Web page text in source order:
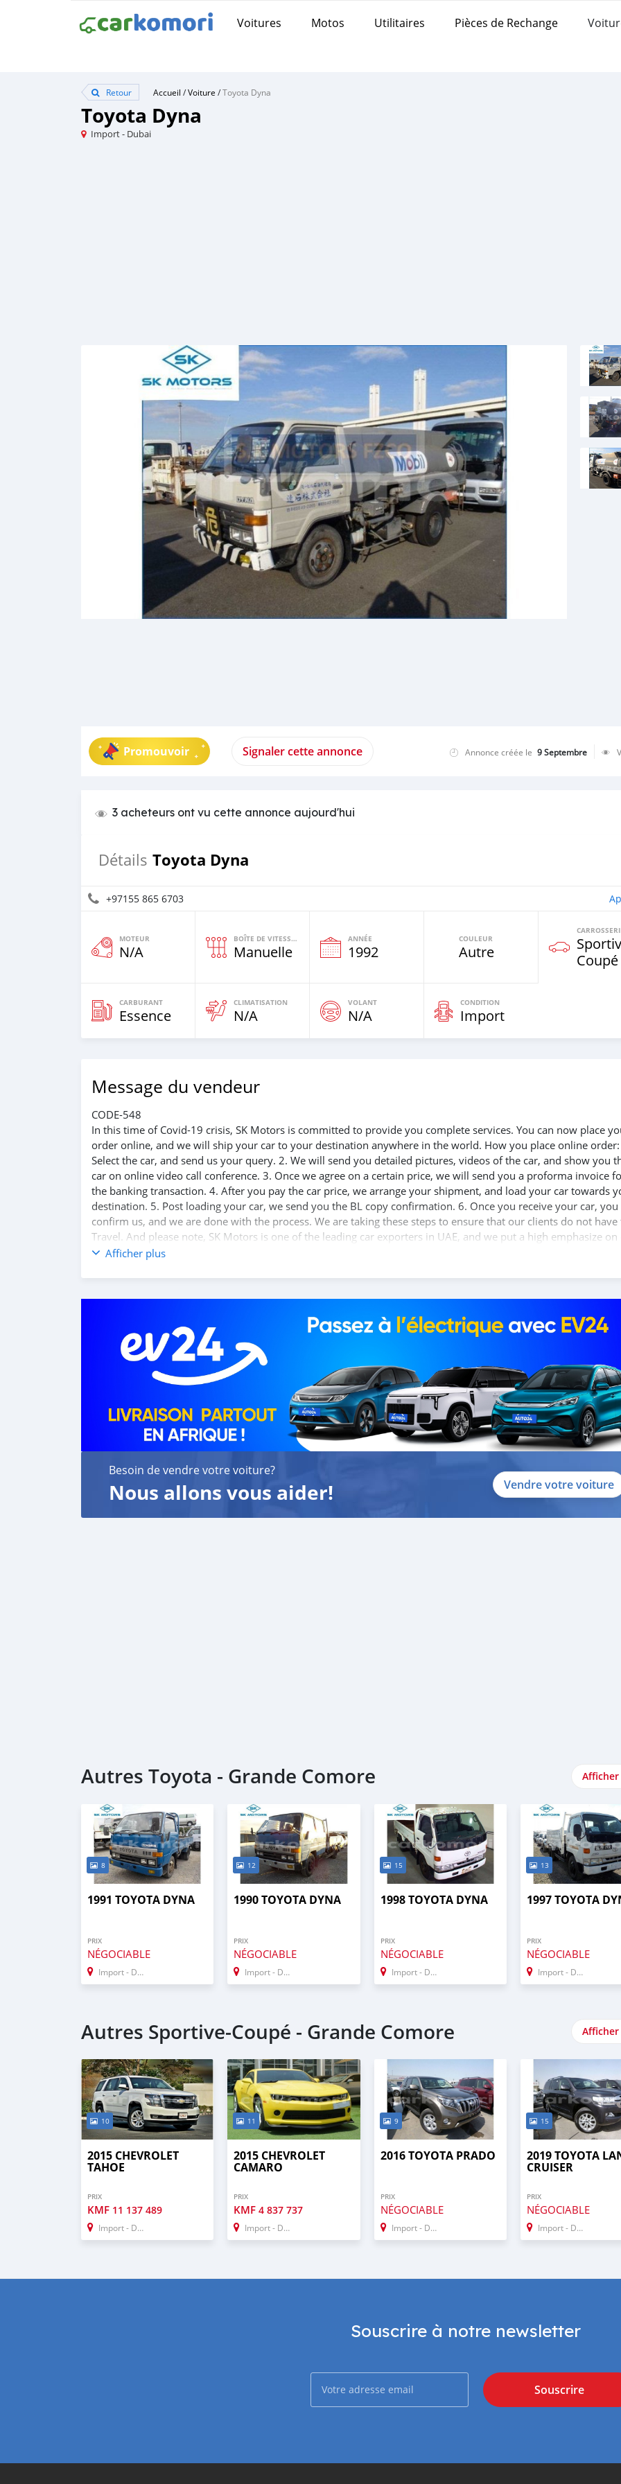
Voitures Motos Utilitaires Pièces de Rechange
Retour Accueil /Voiture /Toyota Dyna
Toyota Dyna
Import - Dubai
Promouvoir Signaler cette annonce Annonce créée le 9 Septembre
3 acheteurs ont vu cette annonce aujourd'hui
Détails Toyota Dyna
+97155 865 6703
MOTEUR
N/A
BOÎTE DE VITESSES
Manuelle
ANNÉE
1992
COULEUR
Autre
Coupé
CARBURANT
Essence
CLIMATISATION
N/A
VOLANT
N/A
CONDITION
Import
Message du vendeur
CODE-548
In this time of Covid-19 crisis, SK Motors is committed to provide you complete services. You can now place
order online, and we will ship your car to your destination anywhere in the world. How you place online
Select the car, and send us your query. 2. We will send you detailed pictures, videos of the car, and show you
car on online video call conference. 3. Once we agree on a certain price, we will send you a proforma invoice
the banking transaction. 4. After you pay the car price, we arrange your shipment, and load your car towards
destination. 5. Post loading your car, we send you the BL copy confirmation. 6. Once you receive your car, you
confirm us, and we are done with the process. We are taking these steps to ensure that our clients do not have
Travel. And please note, SK Motors is one of the leading car exporters in UAE, and we put a high emphasize
customer satisfaction. We are always here, to help you, and guide you towards the
Afficher plus
Besoin de vendre votre voiture?
Nous allons vous aider! Vendre votre voiture
Autres Toyota - Grande Comore
8
1991 TOYOTA DYNA
PRIX
NÉGOCIABLE
Import - Dubai
12
1990 TOYOTA DYNA
PRIX
NÉGOCIABLE
Import - Dubai
15
1998 TOYOTA DYNA
PRIX
NÉGOCIABLE
Import - Dubai
13
1997 TOYOTA
PRIX
NÉGOCIABLE
Import - Dubai
Autres Sportive‒Coupé - Grande Comore
10
2015 CHEVROLET
TAHOE
PRIX
KMF 11 137 489
Import - Dubai
11
2015 CHEVROLET
CAMARO
PRIX
KMF4 837 737
Import - Dubai
9
2016 TOYOTA PRADO
PRIX
NÉGOCIABLE
Import - Dubai
15
2019 TOYOTA
CRUISER
PRIX
NÉGOCIABLE
Import - Dubai
Souscrire à notre newsletter
Souscrire